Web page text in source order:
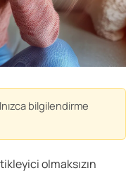
bilgilendirme
olmaksızın